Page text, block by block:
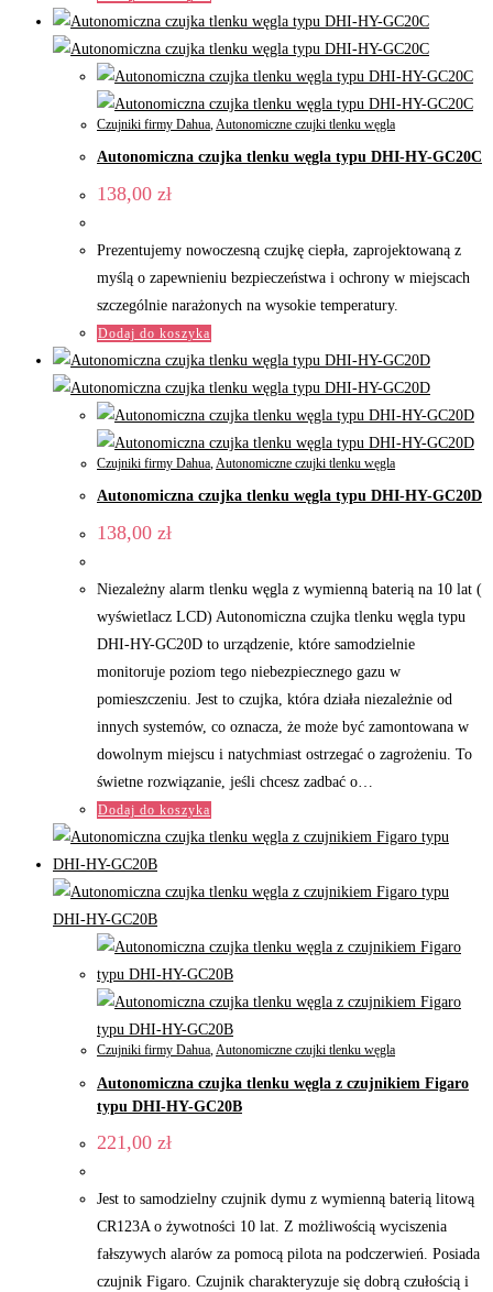
Czujniki firmy Dahua Autonomiczne czujki tlenku węgla
Autonomiczna czujka tlenku węgla typu DHI-HY-GC20C
138,00 zł
Prezentujemy nowoczesną czujkę ciepła, zaprojektowaną z
myślą o zapewnieniu bezpieczeństwa i ochrony w miejscach
szczególnie narażonych na wysokie temperatury.
Dodaj do koszyka
Czujniki firmy Dahua,Autonomiczne czujki tlenku węgla
Autonomiczna czujka tlenku węgla typu DHI-HY-GC20D
138,00 zł
Niezależny alarm tlenku węgla z wymienną baterią na 10 lat (
wyświetlacz LCD) Autonomiczna czujka tlenku węgla typu
DHI-HY-GC20D to urządzenie, które samodzielnie
monitoruje poziom tego niebezpiecznego gazu w
pomieszczeniu. Jest to czujka, która działa niezależnie od
innych systemów, co oznacza, że może być zamontowana w
dowolnym miejscu i natychmiast ostrzegać o zagrożeniu. To
świetne rozwiązanie, jeśli chcesz zadbać o…
Dodaj do koszyka
Czujniki firmy Dahua,Autonomiczne czujki tlenku węgla
Autonomiczna czujka tlenku węgla z czujnikiem Figaro
typu DHI-HY-GC20B
221,00 zł
Jest to samodzielny czujnik dymu z wymienną baterią litową
CR123A o żywotności 10 lat. Z możliwością wyciszenia
fałszywych alarów za pomocą pilota na podczerwień. Posiada
czujnik Figaro. Czujnik charakteryzuje się dobrą czułością i